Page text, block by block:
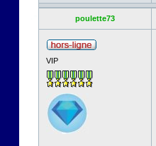
poulette73
VIP